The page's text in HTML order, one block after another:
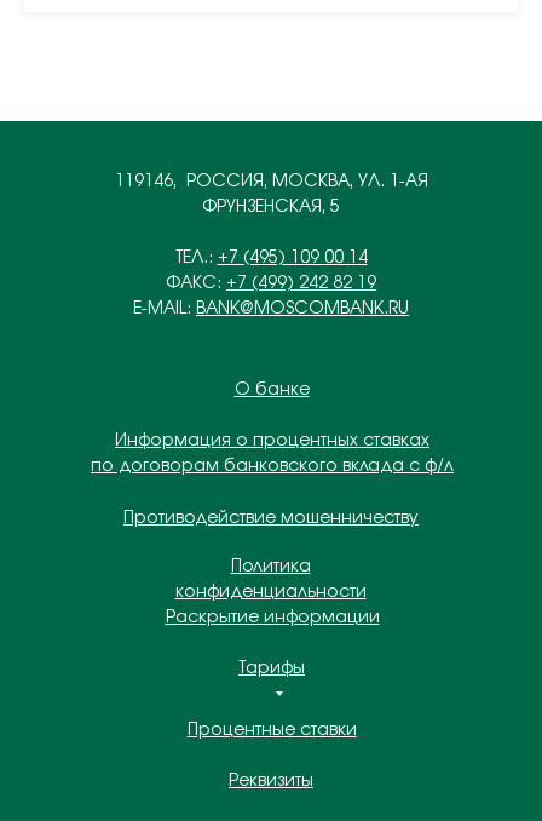
119146, РОССИЯ, МОСКВА, УЛ. 1-АЯ
ФРУНЗЕНСКАЯ, 5
ТЕЛ.: +7 (495) 109 00 14
ФАКС: +7 (499) 242 82 19
E-MAIL: BANK@MOSCOMBANK.RU
Информация о процентных ставках
по договорам банковского вклада с ф/л
Раскрытие информации
Противодействие мошенничеству
Политика
конфиденциальности
О банке
Тарифы
Процентные ставки
Реквизиты